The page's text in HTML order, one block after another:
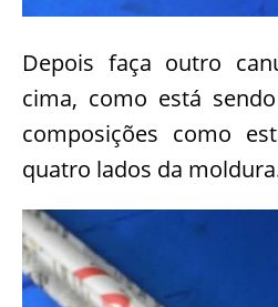
Depois faça outro
cima, como está
composições como
quatro lados da